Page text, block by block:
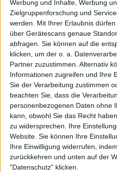
Werbung und Inhalte, Werbung
Zielgruppenforschung und
werden. Mit Ihrer Erlaubnis
über Gerätescans genaue
abfragen. Sie können auf die
klicken, um der o. a.
Partner zuzustimmen. Alternativ
Informationen zugreifen und Ihre
Sie der Verarbeitung zustimmen
beachten Sie, dass die
personenbezogenen Daten ohne
kann, obwohl Sie das Recht
zu widersprechen. Ihre
Website. Sie können Ihre
Ihre Einwilligung widerrufen,
zurückkehren und unten auf der
"Datenschutz" klicken.
KXM aus der
Oberpfalz
EnzRRh
🇺🇸 We noticed
from an
Join our American
among the firsts to
on our